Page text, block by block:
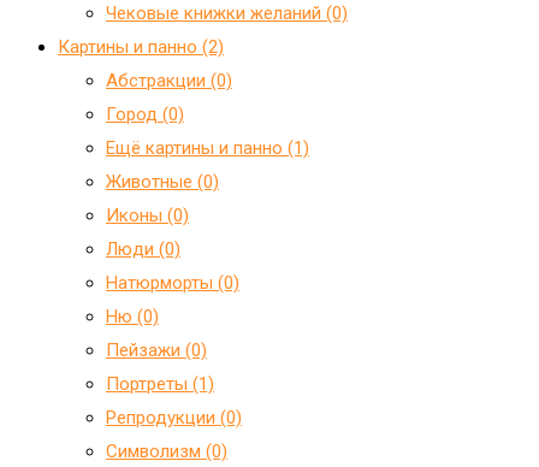
Чековые книжки желаний (0)
Картины и панно (2)
Абстракции (0)
Город (0)
Ещё картины и панно (1)
Животные (0)
Иконы (0)
Люди (0)
Натюрморты (0)
Ню (0)
Пейзажи (0)
Портреты (1)
Репродукции (0)
Символизм (0)